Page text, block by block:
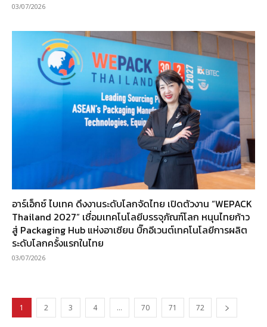
03/07/2026
อาร์เอ็กซ์ ไบเทค ดึงงานระดับโลกจัดไทย เปิดตัวงาน “WEPACK
Thailand 2027” เชื่อมเทคโนโลยีบรรจุภัณฑ์โลก หนุนไทยก้าว
สู่ Packaging Hub แห่งอาเซียน บิ๊กอีเวนต์เทคโนโลยีการผลิต
ระดับโลกครั้งแรกในไทย
03/07/2026
1 2 3 4 … 70 71 72